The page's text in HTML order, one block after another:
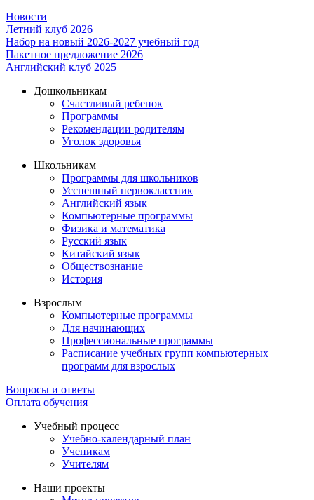
Новости
Летний клуб 2026
Набор на новый 2026-2027 учебный год
Пакетное предложение 2026
Английский клуб 2025
Дошкольникам
Счастливый ребенок
Программы
Рекомендации родителям
Уголок здоровья
Школьникам
Программы для школьников
Усспешный первоклассник
Английский язык
Компьютерные программы
Физика и математика
Русский язык
Китайский язык
Обществознание
История
Взрослым
Компьютерные программы
Для начинающих
Профессиональные программы
Расписание учебных групп компьютерных
программ для взрослых
Вопросы и ответы
Оплата обучения
Учебный процесс
Учебно-календарный план
Ученикам
Учителям
Наши проекты